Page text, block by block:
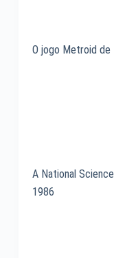
O jogo Metroid de
A National
1986